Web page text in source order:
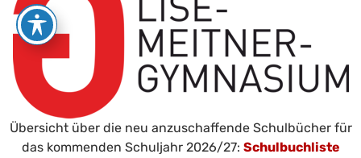
Übersicht über die neu anzuschaffende Schulbücher für
das kommenden Schuljahr 2026/27: Schulbuchliste